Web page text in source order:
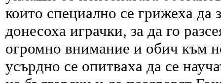
които специално се грижеха да
донесоха играчки, за да го
огромно внимание и обич към
усърдно се опитваха да се